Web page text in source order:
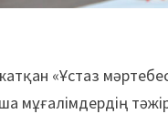
«Ұстаз
мұғалімдердің